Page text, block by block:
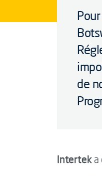
de
Interteka